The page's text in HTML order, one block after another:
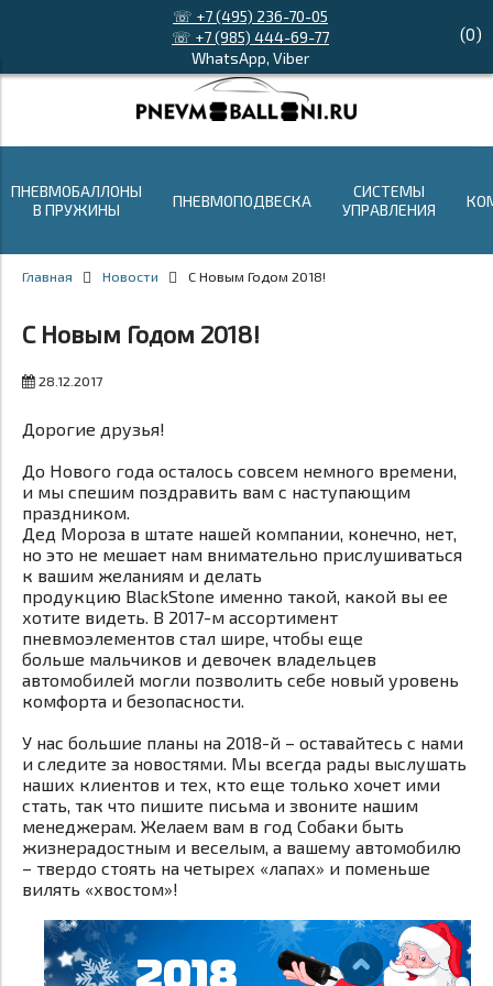
☏ +7 (495) 236-70-05
☏ +7 (985) 444-69-77
WhatsApp, Viber
(0)
ПНЕВМОБАЛЛОНЫ
В ПРУЖИНЫ
ПНЕВМОПОДВЕСКА
СИСТЕМЫ
УПРАВЛЕНИЯ
Главная Новости С Новым Годом 2018!
С Новым Годом 2018!
28.12.2017
Дорогие друзья!
До Нового года осталось совсем немного времени,
и мы спешим поздравить вам с наступающим
праздником.
Дед Мороза в штате нашей компании, конечно, нет,
но это не мешает нам внимательно прислушиваться
к вашим желаниям и делать
продукцию BlackStone именно такой, какой вы ее
хотите видеть. В 2017-м ассортимент
пневмоэлементов стал шире, чтобы еще
больше мальчиков и девочек владельцев
автомобилей могли позволить себе новый уровень
комфорта и безопасности.
У нас большие планы на 2018-й – оставайтесь с нами
и следите за новостями. Мы всегда рады выслушать
наших клиентов и тех, кто еще только хочет ими
стать, так что пишите письма и звоните нашим
менеджерам. Желаем вам в год Собаки быть
жизнерадостным и веселым, а вашему автомобилю
– твердо стоять на четырех «лапах» и поменьше
вилять «хвостом»!